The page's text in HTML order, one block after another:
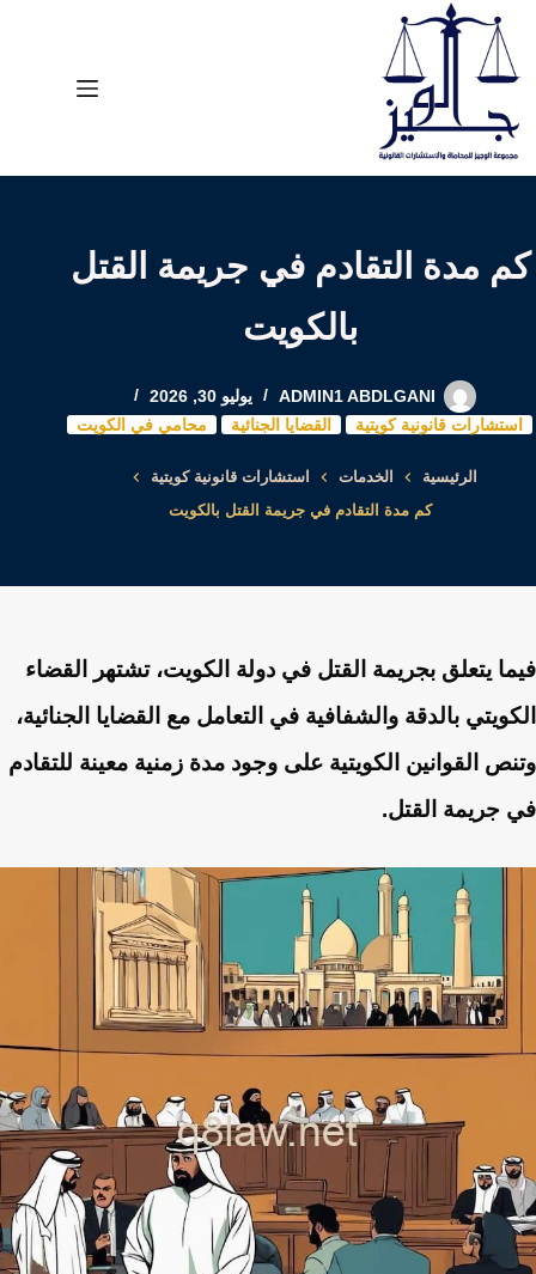
التجاوز
إلى
المحتوى
كم مدة التقادم في جريمة القتل
بالكويت
ADMIN1 ABDLGANI
يوليو 30, 2026
استشارات قانونية كويتية
القضايا الجنائية محامي في الكويت
الرئيسية الخدمات
استشارات قانونية كويتية
كم مدة التقادم في جريمة القتل بالكويت
فيما يتعلق بجريمة القتل في دولة الكويت، تشتهر القضاء
الكويتي بالدقة والشفافية في التعامل مع القضايا الجنائية،
وتنص القوانين الكويتية على وجود مدة زمنية معينة للتقادم
في جريمة القتل.